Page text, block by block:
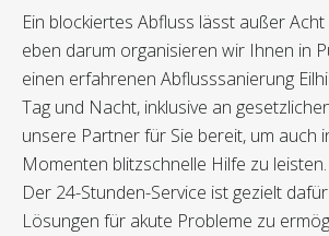
Ein blockiertes Abfluss lässt außer
eben darum organisieren wir Ihnen in
einen erfahrenen Abflusssanierung
Tag und Nacht, inklusive an
unsere Partner für Sie bereit, um auch
Momenten blitzschnelle Hilfe zu leisten.
Der 24-Stunden-Service ist gezielt
Lösungen für akute Probleme zu